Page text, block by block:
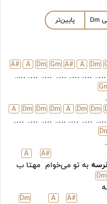
Dm پایین‌تر
…..
Dm
…..
A
…..
A#
…..
Gm
…..
Dm
…..
A
…..
A#
G
…..
Dm
…..
Dm
…..
A
…..
Dm
…..
Dm
…..
Dm
…..
A
D
به تو می‌خوام
A#
مهتا
A
ب
Dm
A#
A
Dm